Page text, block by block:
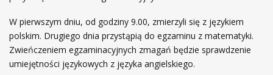
W pierwszym dniu, od godziny 9.00, zmierzyli się z językiem
polskim. Drugiego dnia przystąpią do egzaminu z matematyki.
Zwieńczeniem egzaminacyjnych zmagań będzie sprawdzenie
umiejętności językowych z języka angielskiego.